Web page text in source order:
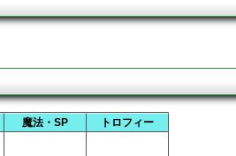
魔法・SP トロフィー